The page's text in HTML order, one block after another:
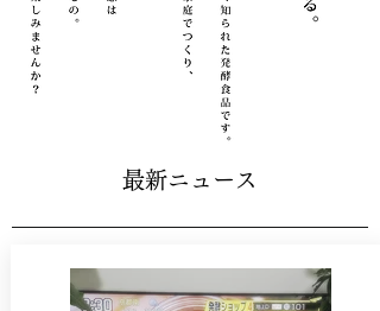
最新ニュース